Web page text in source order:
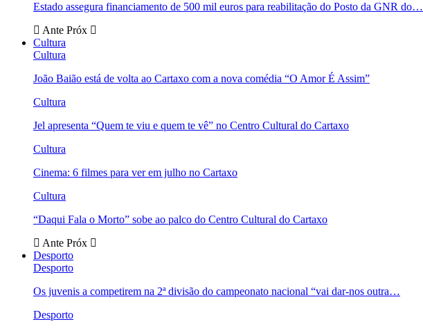
Estado assegura financiamento de 500 mil euros para reabilitação do Posto da GNR do…
Ante Próx
Cultura
Cultura
João Baião está de volta ao Cartaxo com a nova comédia “O Amor É Assim”
Cultura
Jel apresenta “Quem te viu e quem te vê” no Centro Cultural do Cartaxo
Cultura
Cinema: 6 filmes para ver em julho no Cartaxo
Cultura
“Daqui Fala o Morto” sobe ao palco do Centro Cultural do Cartaxo
Ante Próx
Desporto
Desporto
Os juvenis a competirem na 2ª divisão do campeonato nacional “vai dar-nos outra…
Desporto